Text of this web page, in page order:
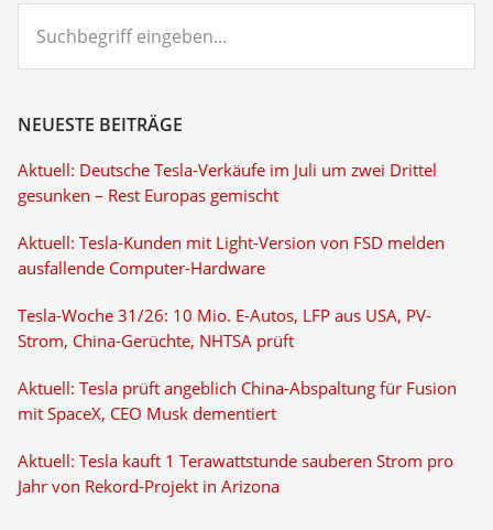
eingeben...
NEUESTE BEITRÄGE
Aktuell: Deutsche Tesla-Verkäufe im Juli um zwei Drittel
gesunken – Rest Europas gemischt
Aktuell: Tesla-Kunden mit Light-Version von FSD melden
ausfallende Computer-Hardware
Tesla-Woche 31/26: 10 Mio. E-Autos, LFP aus USA, PV-
Strom, China-Gerüchte, NHTSA prüft
Aktuell: Tesla prüft angeblich China-Abspaltung für Fusion
mit SpaceX, CEO Musk dementiert
Aktuell: Tesla kauft 1 Terawattstunde sauberen Strom pro
Jahr von Rekord-Projekt in Arizona